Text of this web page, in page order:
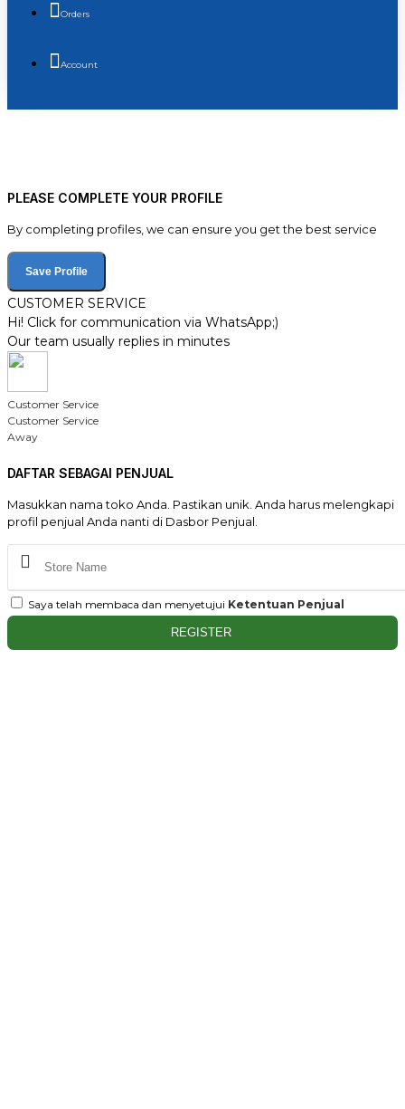
Orders
Account
PLEASE COMPLETE YOUR PROFILE
By completing profiles, we can ensure you get the best service
Save Profile
CUSTOMER SERVICE
Hi! Click for communication via WhatsApp;)
Our team usually replies in minutes
Customer Service
Customer Service
Away
DAFTAR SEBAGAI PENJUAL
Masukkan nama toko Anda. Pastikan unik. Anda harus melengkapi
profil penjual Anda nanti di Dasbor Penjual.
Saya telah membaca dan menyetujui Ketentuan Penjual
REGISTER